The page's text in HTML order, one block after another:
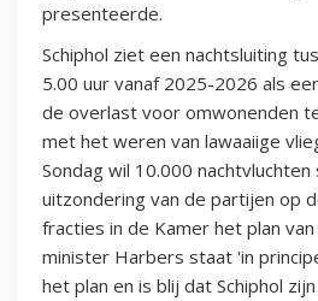
presenteerde.
Schiphol ziet een nachtsluiting
5.00 uur vanaf 2025-2026 als
de overlast voor omwonenden
met het weren van lawaaiige
Sondag wil 10.000
uitzondering van de partijen op
fracties in de Kamer het plan
minister Harbers staat 'in
het plan en is blij dat Schiphol